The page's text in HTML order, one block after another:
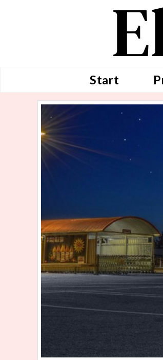
Start